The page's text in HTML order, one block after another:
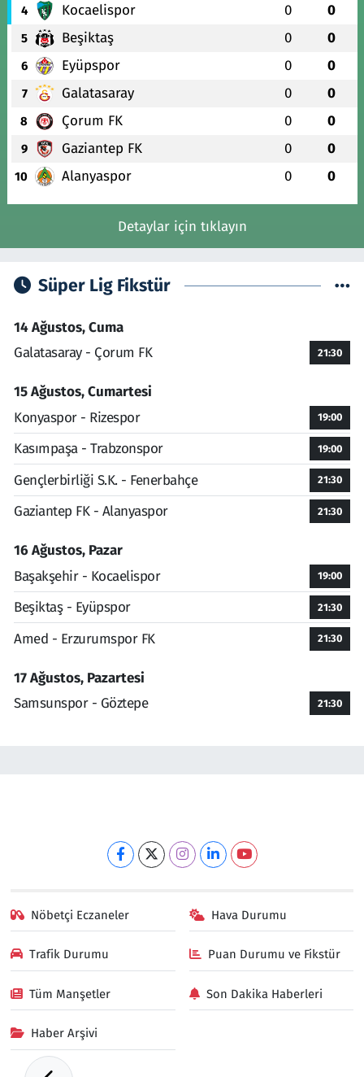
4 Kocaelispor 0 0
5 Beşiktaş 0 0
6 Eyüpspor 0 0
7 Galatasaray 0 0
8 Çorum FK 0 0
9 Gaziantep FK 0 0
10 Alanyaspor 0 0
Detaylar için tıklayın
Süper Lig Fikstür
14 Ağustos, Cuma
Galatasaray - Çorum FK
21:30
15 Ağustos, Cumartesi
Konyaspor - Rizespor
19:00
Kasımpaşa - Trabzonspor 19:00
Gençlerbirliği S.K. - Fenerbahçe 21:30
Gaziantep FK - Alanyaspor 21:30
16 Ağustos, Pazar
Başakşehir - Kocaelispor
19:00
Beşiktaş - Eyüpspor 21:30
Amed - Erzurumspor FK 21:30
17 Ağustos, Pazartesi
Samsunspor - Göztepe
21:30
Nöbetçi Eczaneler Hava Durumu
Trafik Durumu Puan Durumu ve Fikstür
Tüm Manşetler Son Dakika Haberleri
Haber Arşivi